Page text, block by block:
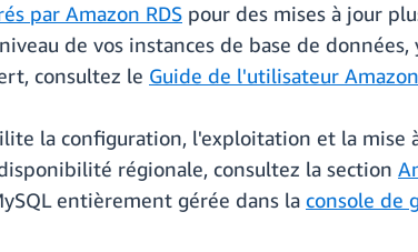
par Amazon RDS pour des mises à jour
de vos instances de base de
consultez le Guide de l'utilisateur Amazon
la configuration, l'exploitation et la
régionale, consultez la section
entièrement gérée dans la console de